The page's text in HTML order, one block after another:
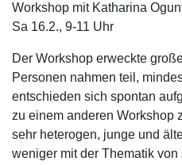
Workshop mit Katharina
Sa 16.2., 9-11 Uhr
Der Workshop erweckte
Personen nahmen teil,
entschieden sich spontan
zu einem anderen Workshop
sehr heterogen, junge und
weniger mit der Thematik